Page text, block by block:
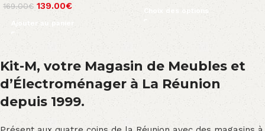
169.00€ 139.00€
Ajouter au panier
Choix des options
Kit-M, votre Magasin de Meubles et
d’Électroménager à La Réunion
depuis 1999.